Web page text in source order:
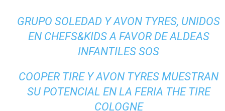
GRUPO SOLEDAD Y AVON TYRES, UNIDOS
EN CHEFS&KIDS A FAVOR DE ALDEAS
INFANTILES SOS
COOPER TIRE Y AVON TYRES MUESTRAN
SU POTENCIAL EN LA FERIA THE TIRE
COLOGNE